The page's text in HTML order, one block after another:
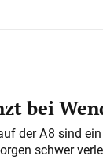
bei
der A 8 sind
schwer